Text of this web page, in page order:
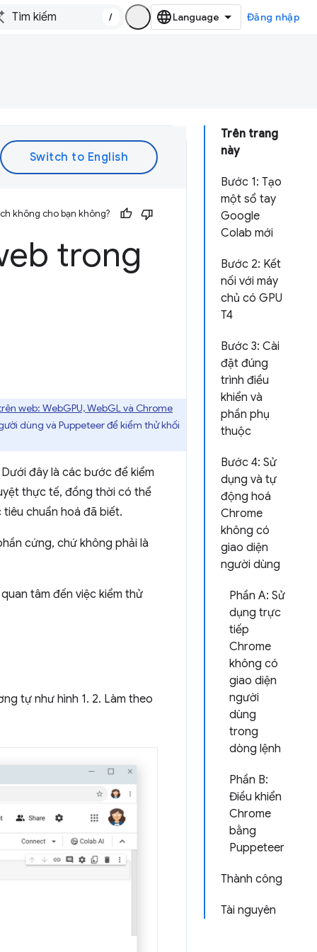
/ Đăng nhập
Trên trang
này
Bước 1: Tạo
một sổ tay
Google
Colab mới
Bước 2: Kết
nối với máy
chủ có GPU
T4
Bước 3: Cài
đặt đúng
trình điều
khiển và
phần phụ
thuộc
Bước 4: Sử
dụng và tự
động hoá
Chrome
không có
giao diện
người dùng
Phần A: Sử
dụng trực
tiếp
Chrome
không có
giao diện
người
dùng
trong
dòng lệnh
Phần B:
Điều khiển
Chrome
bằng
Puppeteer
Thành công
Tài nguyên
không cho bạn không?
trong
web: WebGPU, WebGL và Chrome
dùng và Puppeteer để kiểm thử khối
đây là các bước để kiểm
thực tế, đồng thời có thể
chuẩn hoá đã biết.
cứng, chứ không phải là
tâm đến việc kiểm thử
tự như hình 1. 2. Làm theo